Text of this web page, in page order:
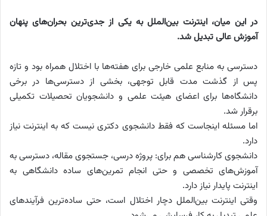
در این میان، اینترنت بین‌الملل به یکی از جدی‌ترین بحران‌های پنهان
آموزش عالی تبدیل شد.
دسترسی به منابع علمی خارجی برای هفته‌ها با اختلال همراه بود و تازه
پس از گذشت مدت قابل توجهی، بخشی از دسترسی‌ها در برخی
دانشگاه‌ها برای اعضای هیئت علمی و دانشجویان تحصیلات تکمیلی
برقرار شد.
اما مسئله اینجاست که فقط دانشجوی دکتری نیست که به اینترنت نیاز
دارد.
دانشجوی کارشناسی هم برای: پروژه درسی، جستجوی مقاله، دسترسی به
آموزش‌های تخصصی و حتی انجام تمرین‌های ساده دانشگاهی به
اینترنت پایدار نیاز دارد.
وقتی اینترنت بین‌الملل دچار اختلال است، حتی ساده‌ترین فرآیندهای